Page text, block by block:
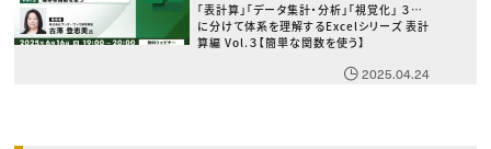
「表計算」「データ集計・分析」「視覚化」 ３つ
に分けて体系を理解するExcelシリーズ 表計
算編 Vol.３【簡単な関数を使う】
2025.04.24